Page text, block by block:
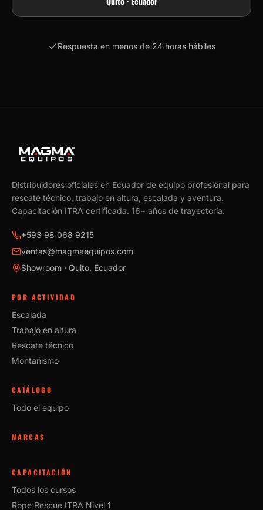
Respuesta en menos de 24 horas hábiles
Distribuidores oficiales en Ecuador de equipo profesional para
rescate técnico, trabajo en altura, escalada y aventura.
Capacitación ITRA certificada. 16+ años de trayectoria.
+593 98 068 9215
ventas@magmaequipos.com
Showroom · Quito, Ecuador
POR ACTIVIDAD
Escalada
Trabajo en altura
Rescate técnico
Montañismo
CATÁLOGO
Todo el equipo
MARCAS
CAPACITACIÓN
Todos los cursos
Rope Rescue ITRA Nivel 1